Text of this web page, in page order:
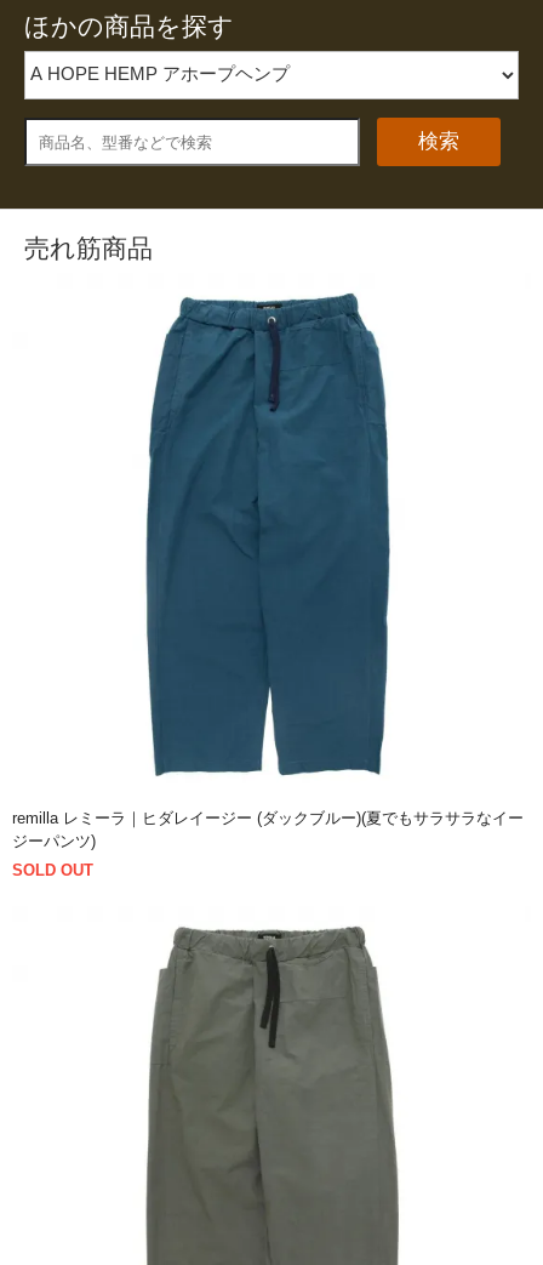
ほかの商品を探す
検索
売れ筋商品
remilla レミーラ｜ヒダレイージー (ダックブルー)(夏でもサラサラなイー
ジーパンツ)
SOLD OUT